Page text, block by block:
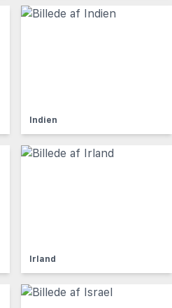
Indien
Irland